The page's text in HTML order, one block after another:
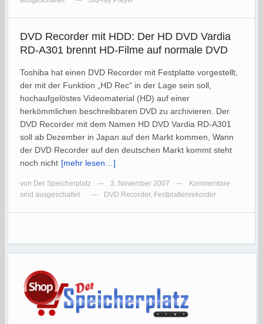
DVD Recorder mit HDD: Der HD DVD Vardia
RD-A301 brennt HD-Filme auf normale DVD
Toshiba hat einen DVD Recorder mit Festplatte vorgestellt,
der mit der Funktion „HD Rec“ in der Lage sein soll,
hochaufgelöstes Videomaterial (HD) auf einer
herkömmlichen beschreibbaren DVD zu archivieren. Der
DVD Recorder mit dem Namen HD DVD Vardia RD-A301
soll ab Dezember in Japan auf den Markt kommen, Wann
der DVD Recorder auf den deutschen Markt kommt steht
noch nicht [mehr lesen…]
von Der Speicherplatz — 3. November 2007 —
Kommentare
sind ausgeschaltet
— DVD Recorder, Festplattenrekorder